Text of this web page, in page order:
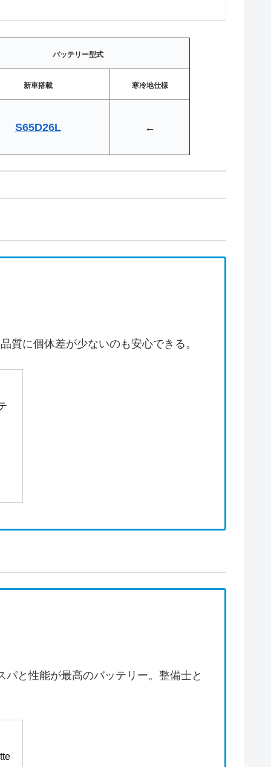
バッテリー型式
新車搭載 寒冷地仕様
S65D26L ←
質に個体差が少ないのも安心できる。
と性能が最高のバッテリー。整備士と